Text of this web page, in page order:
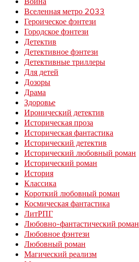
Вселенная метро 2033
Героическое фэнтези
Городское фэнтези
Детектив
Детективное фэнтези
Детективные триллеры
Для детей
Дозоры
Драма
Здоровье
Иронический детектив
Историческая проза
Историческая фантастика
Исторический детектив
Исторический любовный роман
Исторический роман
История
Классика
Короткий любовный роман
Космическая фантастика
ЛитРПГ
Любовно-фантастический роман
Любовное фэнтези
Любовный роман
Магический реализм